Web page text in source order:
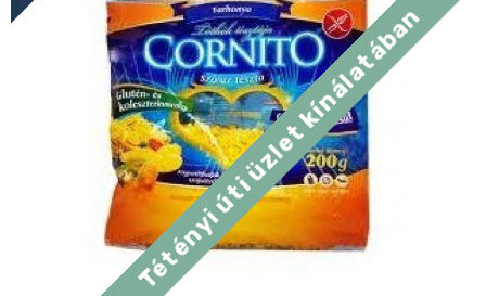
Tétényi úti üzlet kínálatában